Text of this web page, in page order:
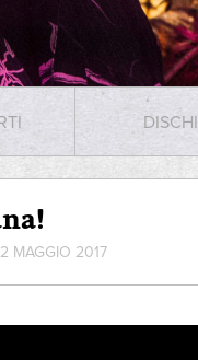
DISCHI
MAGGIO 2017